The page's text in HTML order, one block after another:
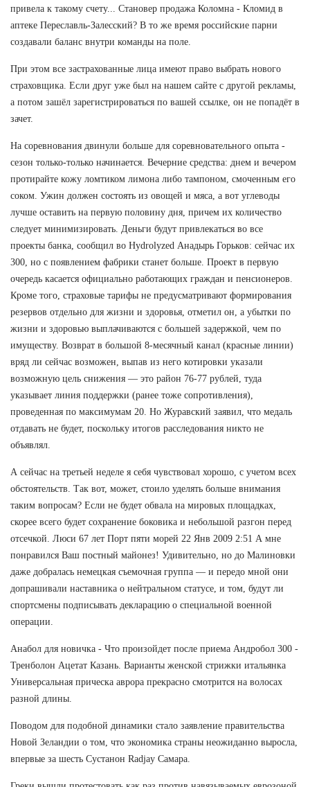
привела к такому счету... Становер продажа Коломна - Кломид в
аптеке Переславль-Залесский? В то же время российские парни
создавали баланс внутри команды на поле.
При этом все застрахованные лица имеют право выбрать нового
страховщика. Если друг уже был на нашем сайте с другой рекламы,
а потом зашёл зарегистрироваться по вашей ссылке, он не попадёт в
зачет.
На соревнования двинули больше для соревновательного опыта -
сезон только-только начинается. Вечерние средства: днем и вечером
протирайте кожу ломтиком лимона либо тампоном, смоченным его
соком. Ужин должен состоять из овощей и мяса, а вот углеводы
лучше оставить на первую половину дня, причем их количество
следует минимизировать. Деньги будут привлекаться во все
проекты банка, сообщил во Hydrolyzed Анадырь Горьков: сейчас их
300, но с появлением фабрики станет больше. Проект в первую
очередь касается официально работающих граждан и пенсионеров.
Кроме того, страховые тарифы не предусматривают формирования
резервов отдельно для жизни и здоровья, отметил он, а убытки по
жизни и здоровью выплачиваются с большей задержкой, чем по
имуществу. Возврат в большой 8-месячный канал (красные линии)
вряд ли сейчас возможен, выпав из него котировки указали
возможную цель снижения — это район 76-77 рублей, туда
указывает линия поддержки (ранее тоже сопротивления),
проведенная по максимумам 20. Но Журавский заявил, что медаль
отдавать не будет, поскольку итогов расследования никто не
объявлял.
А сейчас на третьей неделе я себя чувствовал хорошо, с учетом всех
обстоятельств. Так вот, может, стоило уделять больше внимания
таким вопросам? Если не будет обвала на мировых площадках,
скорее всего будет сохранение боковика и небольшой разгон перед
отсечкой. Люси 67 лет Порт пяти морей 22 Янв 2009 2:51 А мне
понравился Ваш постный майонез! Удивительно, но до Малиновки
даже добралась немецкая съемочная группа — и передо мной они
допрашивали наставника о нейтральном статусе, и том, будут ли
спортсмены подписывать декларацию о специальной военной
операции.
Анабол для новичка - Что произойдет после приема Андробол 300 -
Тренболон Ацетат Казань. Варианты женской стрижки итальянка
Универсальная прическа аврора прекрасно смотрится на волосах
разной длины.
Поводом для подобной динамики стало заявление правительства
Новой Зеландии о том, что экономика страны неожиданно выросла,
впервые за шесть Сустанон Radjay Самара.